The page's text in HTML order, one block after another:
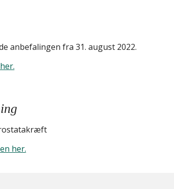
anbefalingen fra 31. august 2022.
her.